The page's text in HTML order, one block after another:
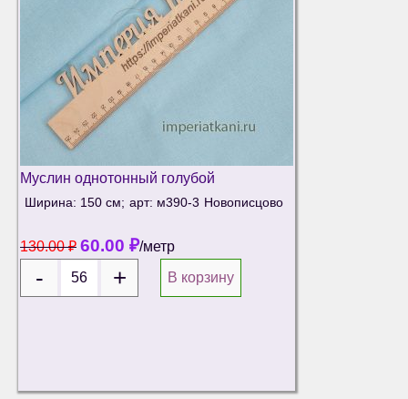
Муслин однотонный голубой
Ширина: 150 см; арт: м390-3 Новописцово
130.00₽ 60.00 ₽/метр
В корзину